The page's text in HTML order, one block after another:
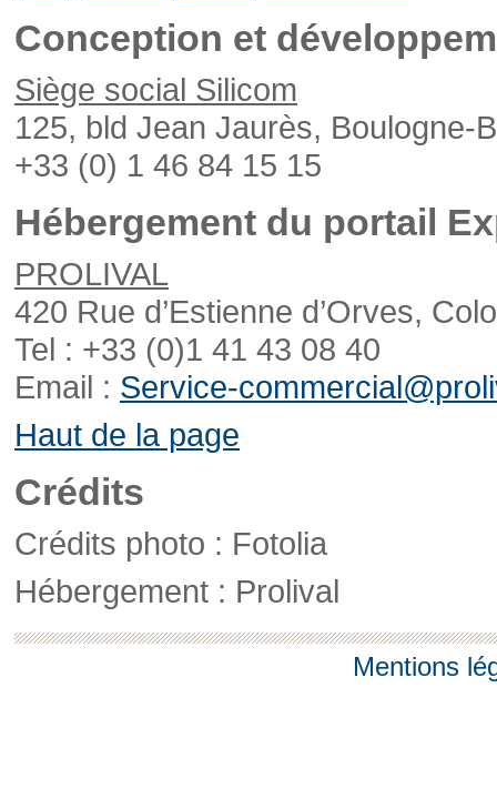
Conception et
Siège social Silicom
125, bld Jean Jaurès, Boulogne-
+33 (0) 1 46 84 15 15
Hébergement du portail
PROLIVAL
420 Rue d’Estienne d’Orves,
Tel : +33 (0)1 41 43 08 40
Email : Service-
Haut de la page
Crédits
Crédits photo : Fotolia
Hébergement : Prolival
Mentions